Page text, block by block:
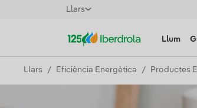
Llars
Llum
Llars Eficiència Energètica Productes